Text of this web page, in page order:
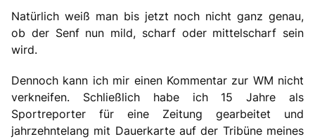
Natürlich weiß man bis jetzt noch nicht ganz genau,
ob der Senf nun mild, scharf oder mittelscharf sein
wird.
Dennoch kann ich mir einen Kommentar zur WM nicht
verkneifen. Schließlich habe ich 15 Jahre als
Sportreporter für eine Zeitung gearbeitet und
jahrzehntelang mit Dauerkarte auf der Tribüne meines